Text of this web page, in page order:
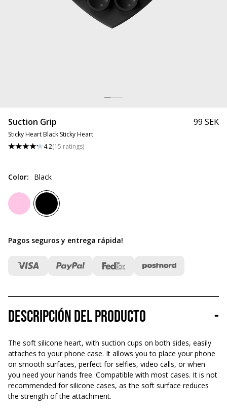
Suction Grip
Sticky Heart Black Sticky Heart
4.2(15 ratings)
99 SEK
Color: Black
Pagos seguros y entrega rápida!
Descripción del producto -
The soft silicone heart, with suction cups on both sides, easily
attaches to your phone case. It allows you to place your phone
on smooth surfaces, perfect for selfies, video calls, or when
you need your hands free. Compatible with most cases. It is not
recommended for silicone cases, as the soft surface reduces
the strength of the attachment.